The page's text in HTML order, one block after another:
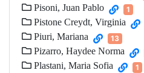
Pisoni, Juan Pablo 1
Pistone Creydt, Virginia
Piuri, Mariana 13
Pizarro, Haydee Norma
Plastani, Maria Sofia 1